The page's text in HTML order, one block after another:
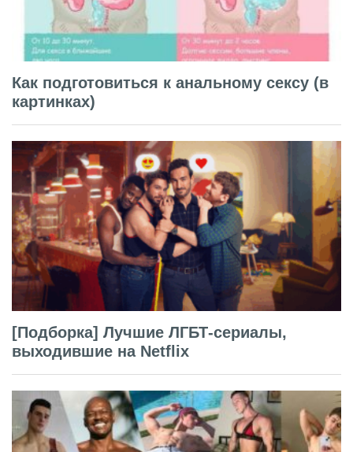
Как подготовиться к анальному сексу (в
картинках)
[Подборка] Лучшие ЛГБТ-сериалы,
выходившие на Netflix